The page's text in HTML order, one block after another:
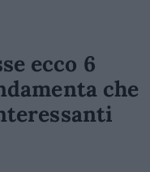
ecco 6
che